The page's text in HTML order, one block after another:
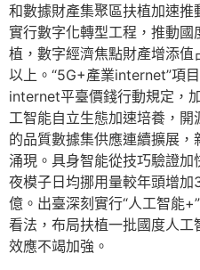
和數據財產集聚區扶植加速推
實行數字化轉型工程，推動
植，數字經濟焦點財產增添
以上。“5G+產業internet”項
internet平臺價錢行動規定，
工智能自立生態加速培養，
的品質數據集供應連續擴展
涌現。具身智能從技巧驗證
夜模子日均挪用量較年頭增
億。出臺深刻實行“人工智能
看法，布局扶植一批國度人
效應不竭加強。